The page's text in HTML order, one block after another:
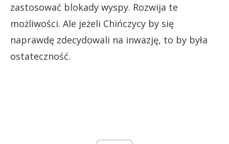
zastosować blokady wyspy. Rozwija te
możliwości. Ale jeżeli Chińczycy by się
naprawdę zdecydowali na inwazję, to by była
ostateczność.